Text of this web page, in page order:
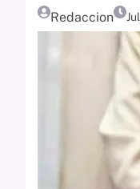
Redaccion